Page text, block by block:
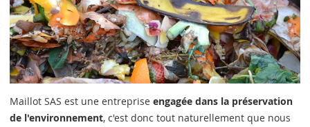
Maillot SAS est une entrepriseengagée dans la préservation
de l'environnement, c'est donc tout naturellement que nous